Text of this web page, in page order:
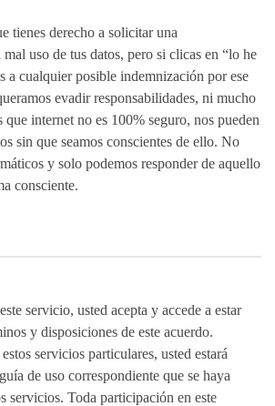
tienes derecho a solicitar una
uso de tus datos, pero si clicas en “lo he
a cualquier posible indemnización por ese
evadir responsabilidades, ni mucho
que internet no es 100% seguro, nos pueden
sin que seamos conscientes de ello. No
y solo podemos responder de aquello
consciente.
servicio, usted acepta y accede a estar
y disposiciones de este acuerdo.
servicios particulares, usted estará
de uso correspondiente que se haya
servicios. Toda participación en este